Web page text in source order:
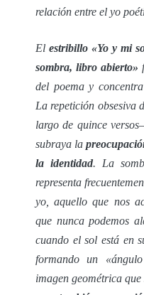
relación entre el yo
El estribillo «Yo y mi
sombra, libro abierto»
del poema y
La repetición obsesiva
largo de quince
subraya la
la identidad. La
representa
yo, aquello que nos
que nunca podemos
cuando el sol está en
formando un
imagen geométrica que